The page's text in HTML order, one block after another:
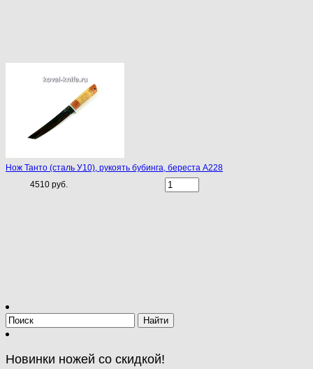
Нож Танто (сталь У10), рукоять бубинга, береста A228
4510 руб.
Новинки ножей со скидкой!